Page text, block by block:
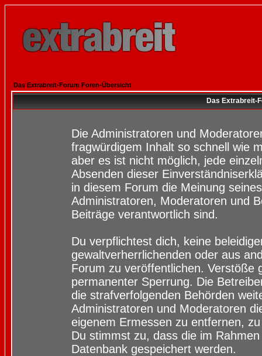
Das Extrabreit-Forum Foren-Übersicht
Das Extrabreit-
Die Administratoren und
fragwürdigem Inhalt so schnell wie
aber es ist nicht möglich, jede
Absenden dieser
in diesem Forum die Meinung
Administratoren, Moderatoren und
Beiträge verantwortlich sind.
Du verpflichtest dich, keine
gewaltverherrlichenden oder aus
Forum zu veröffentlichen. Verstöße
permanenter Sperrung. Die
die strafverfolgenden Behörden
Administratoren und Moderatoren
eigenem Ermessen zu entfernen,
Du stimmst zu, dass die im
Datenbank gespeichert werden.